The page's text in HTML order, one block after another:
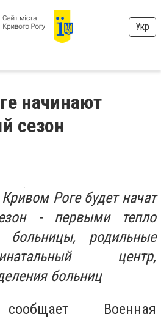
Укр
начинают
сезон
Роге будет начат
- первыми тепло
больницы, родильные
центр,
больниц
Военная